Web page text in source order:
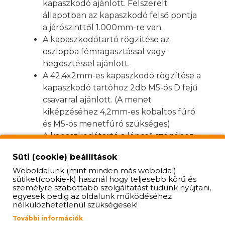
kapaszkodó ajánlott. Felszerelt
állapotban az kapaszkodó felső pontja
a járószinttől 1.000mm-re van.
A kapaszkodótartó rögzítése az
oszlopba fémragasztással vagy
hegesztéssel ajánlott.
A 42,4x2mm-es kapaszkodó rögzítése a
kapaszkodó tartóhoz 2db M5-ös D fejű
csavarral ajánlott. (A menet
kiképzéséhez 4,2mm-es kobaltos fúró
és M5-ös menetfúró szükséges)
A kapaszkodótartó a lépcső szögéhez
fellazításával.
Az oszlopon lévő sodronytartó a kívánt
szögre elforgatható egy M5-ös
hernyócsavar fellazításával (2,5mm-es
inbuszkulcs szükséges).
A sodronytartón a 4mm-es
Süti (cookie) beállítások
Weboldalunk (mint minden más weboldal)
sütiket(cookie-k) használ hogy teljesebb körű és
személyre szabottabb szolgáltatást tudunk nyújtani,
egyesek pedig az oldalunk működéséhez
nélkülözhetetlenül szükségesek!
További információk